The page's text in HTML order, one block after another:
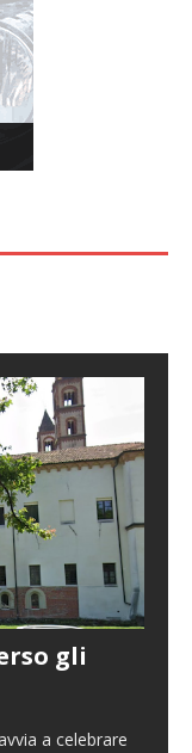
gli
a celebrare